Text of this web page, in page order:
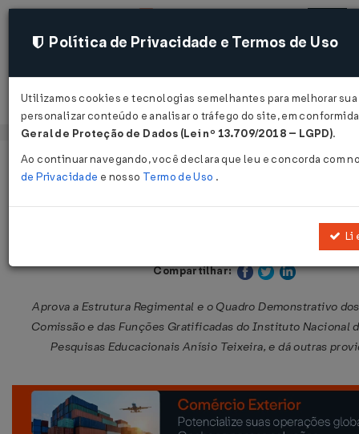
Acessar
Página Inicial Legislações Legislação Federal
Decreto nº 4.633 de 21/03/2003
Compartilhar:
Aprova a Estrutura Regimental e o Quadro Demonstrativo
Comissão e das Funções Gratificadas do Instituto Nacional
Pesquisas Educacionais Anísio Teixeira, e dá outras
Política de Privacidade e Termos de Uso
Utilizamos cookies e tecnologias semelhantes para melhorar
personalizar conteúdo e analisar o tráfego do site, em
Geral de Proteção de Dados (Lei nº 13.709/2018 – LGPD).
Ao continuar navegando, você declara que leu e concorda com
de Privacidade e nosso Termo de Uso .
Li